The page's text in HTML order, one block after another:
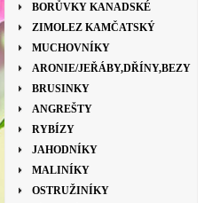
BORŮVKY KANADSKÉ
ZIMOLEZ KAMČATSKÝ
MUCHOVNÍKY
ARONIE/JEŘÁBY,DŘÍNY,BEZY
BRUSINKY
ANGREŠTY
RYBÍZY
JAHODNÍKY
MALINÍKY
OSTRUŽINÍKY